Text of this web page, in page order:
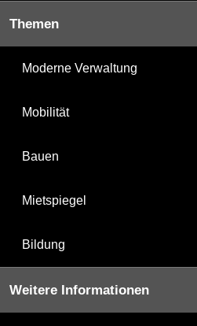
Themen
Moderne Verwaltung
Mobilität
Bauen
Mietspiegel
Bildung
Weitere Informationen